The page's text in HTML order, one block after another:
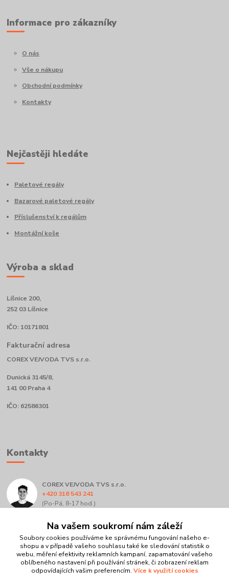
Informace pro zákazníky
O nás
Vše o nákupu
Obchodní podmínky
Kontakty
Nejčastěji hledáte
Paletové regály
Bazarové paletové regály
Příslušenství k regálům
Montážní koše
Výroba a sklad
Líšnice 200,
252 03 Líšnice
IČO: 10171801
Fakturační adresa
COREX VEJVODA TVS s.r.o.
Dunická 3145/8,
141 00 Praha 4
IČO: 62586301
Kontakty
COREX VEJVODA TVS s.r.o.
+420 318 543 241
(Po-Pá, 8-17 hod.)
info@corex.czNa vašem soukromí nám záleží
Soubory cookies používáme ke správnému fungování našeho e-
shopu a v případě vašeho souhlasu také ke sledování statistik o
webu, měření efektivity reklamních kampaní, zapamatování vašeho
oblíbeného nastavení při používání stránek, či zobrazení reklam
odpovídajících vašim preferencím. Více k využití cookies